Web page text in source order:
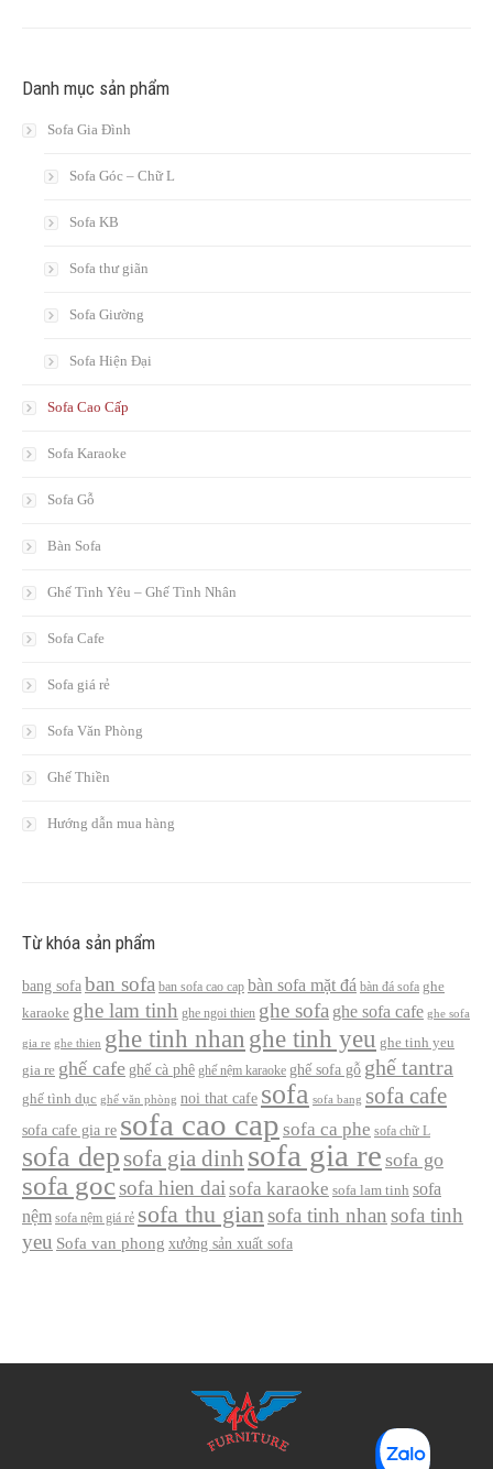
Danh mục sản phẩm
Sofa Gia Đình
Sofa Góc – Chữ L
Sofa KB
Sofa thư giãn
Sofa Giường
Sofa Hiện Đại
Sofa Cao Cấp
Sofa Karaoke
Sofa Gỗ
Bàn Sofa
Ghế Tình Yêu – Ghế Tình Nhân
Sofa Cafe
Sofa giá rẻ
Sofa Văn Phòng
Ghế Thiền
Hướng dẫn mua hàng
Từ khóa sản phẩm
bang sofaban sofa ban sofa cao cap bàn sofa mặt đá bàn đá sofa ghe
karaoke ghe lam tinh ghe ngoi thien ghe sofa ghe sofa cafe ghe sofa
gia re ghe thien ghe tinh nhan ghe tinh yeu ghe tinh yeu
gia re ghế cafe ghế cà phê ghế nệm karaoke ghế sofa gỗ ghế tantra
ghế tình dục ghế văn phòng noi that cafe sofa sofa bang sofa cafe
sofa cafe gia re sofa cao cap sofa ca phe sofa chữ L
sofa dep sofa gia dinh sofa gia re sofa go
sofa gocsofa hien dai sofa karaoke sofa lam tinh sofa
nệm sofa nệm giá rẻ sofa thu giansofa tinh nhan sofa tinh
yeu Sofa van phong xưởng sản xuất sofa